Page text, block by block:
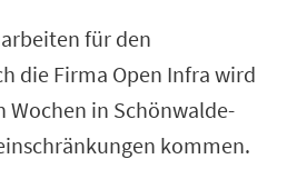
für den
die Firma Open Infra wird
Wochen in Schönwalde-
kommen.